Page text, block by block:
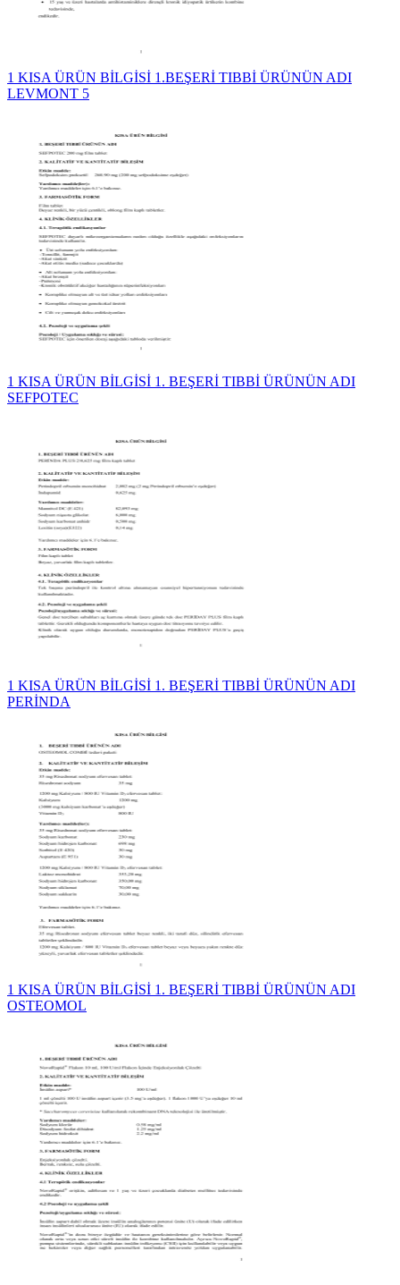
1 KISA ÜRÜN BİLGİSİ 1.BEŞERİ TIBBİ ÜRÜNÜN ADI
LEVMONT 5
1 KISA ÜRÜN BİLGİSİ 1. BEŞERİ TIBBİ ÜRÜNÜN ADI
SEFPOTEC
1 KISA ÜRÜN BİLGİSİ 1. BEŞERİ TIBBİ ÜRÜNÜN ADI
PERİNDA
1 KISA ÜRÜN BİLGİSİ 1. BEŞERİ TIBBİ ÜRÜNÜN ADI
OSTEOMOL